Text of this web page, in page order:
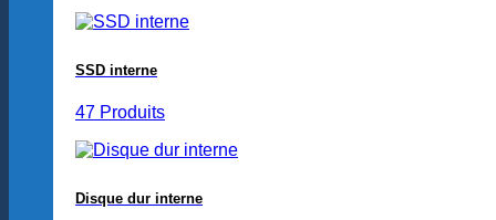
SSD interne
47 Produits
Disque dur interne